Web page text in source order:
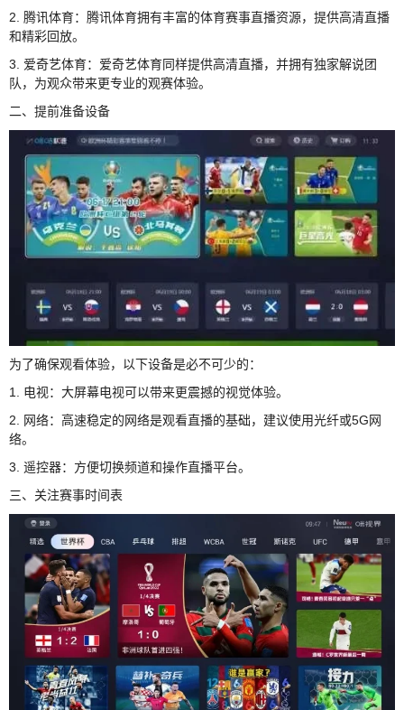
2. 腾讯体育：腾讯体育拥有丰富的体育赛事直播资源，提供高清直播
和精彩回放。
3. 爱奇艺体育：爱奇艺体育同样提供高清直播，并拥有独家解说团
队，为观众带来更专业的观赛体验。
二、提前准备设备
为了确保观看体验，以下设备是必不可少的：
1. 电视：大屏幕电视可以带来更震撼的视觉体验。
2. 网络：高速稳定的网络是观看直播的基础，建议使用光纤或5G网
络。
3. 遥控器：方便切换频道和操作直播平台。
三、关注赛事时间表